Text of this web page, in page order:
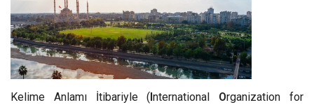
Kelime Anlamı İtibariyle (International Organization for